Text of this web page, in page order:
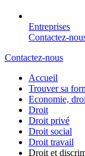
Entreprises
Contactez-
Contactez-nous
Accueil
Trouver sa
Economie,
Droit
Droit privé
Droit social
Droit travail
Droit et